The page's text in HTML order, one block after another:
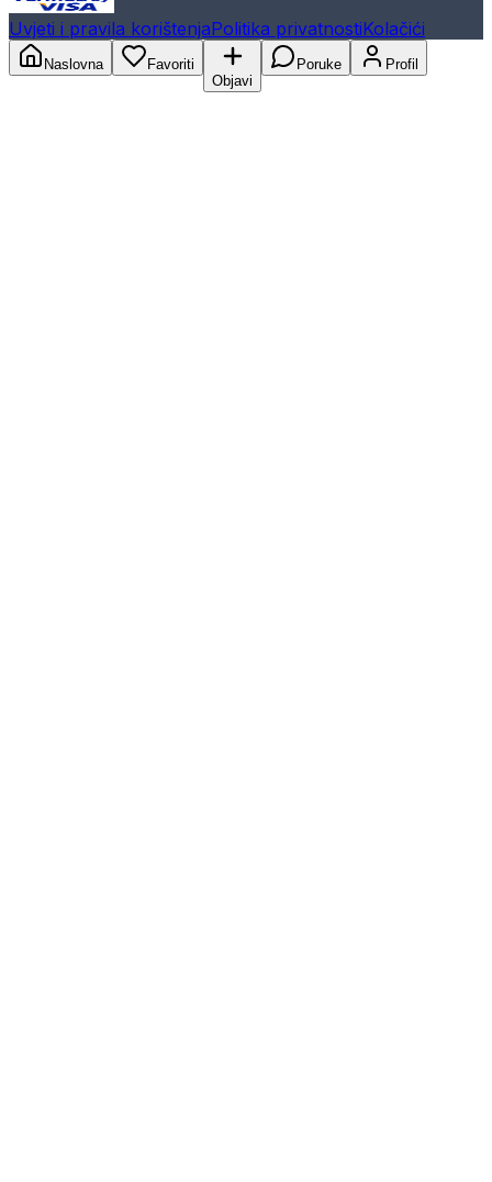
Uvjeti i pravila korištenjaPolitika privatnostiKolačići
Naslovna
Favoriti
Objavi
Poruke Profil